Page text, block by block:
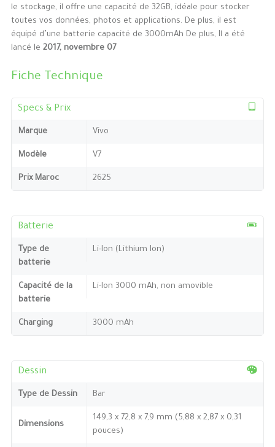
le stockage, il offre une capacité de 32GB, idéale pour stocker
toutes vos données, photos et applications. De plus, il est
équipé d’une batterie capacité de 3000mAh De plus, Il a été
lancé le 2017, novembre 07
Fiche Technique
Specs & Prix
Marque Vivo
Modèle V7
Prix Maroc 2625
Batterie
Type de
batterie
Li-Ion (Lithium Ion)
Capacité de la
batterie
Li-Ion 3000 mAh, non amovible
Charging 3000 mAh
Dessin
Type de Dessin Bar
Dimensions
149,3 x 72,8 x 7,9 mm (5,88 x 2,87 x 0,31
pouces)